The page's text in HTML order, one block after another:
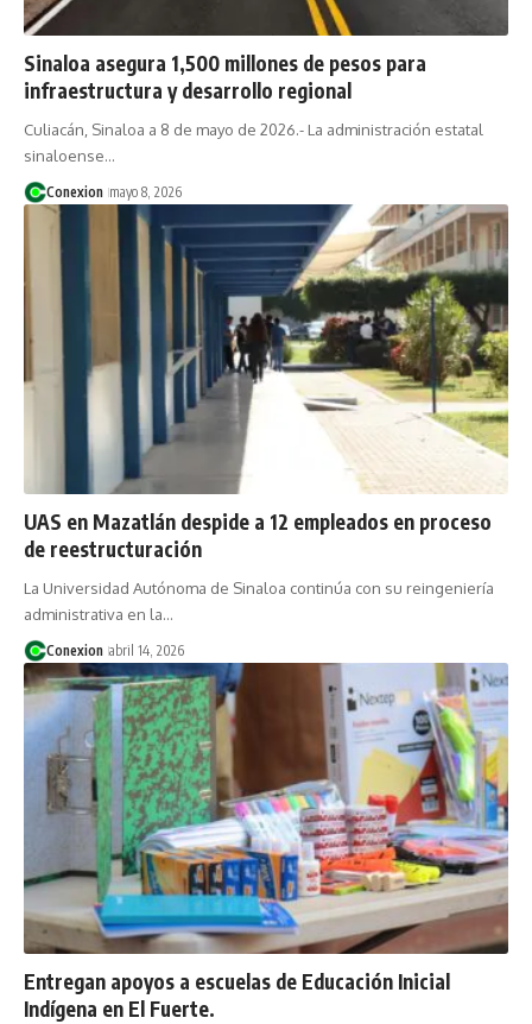
Sinaloa asegura 1,500 millones de pesos para
infraestructura y desarrollo regional
Culiacán, Sinaloa a 8 de mayo de 2026.- La administración estatal
sinaloense…
Conexion mayo 8, 2026
UAS en Mazatlán despide a 12 empleados en proceso
de reestructuración
La Universidad Autónoma de Sinaloa continúa con su reingeniería
administrativa en la…
Conexion abril 14, 2026
Entregan apoyos a escuelas de Educación Inicial
Indígena en El Fuerte.